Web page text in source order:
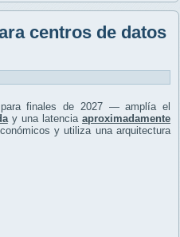
centros de datos
para finales de 2027 — amplía el
y una latenciaaproximadamente
y utiliza una arquitectura